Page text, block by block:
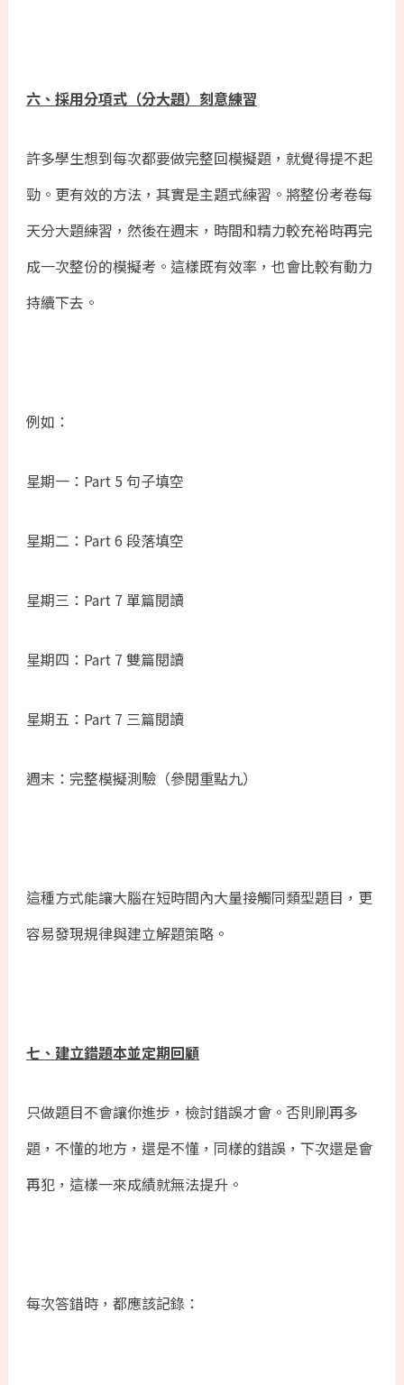
六、採用分項式（分大題）刻意練習
許多學生想到每次都要做完整回模擬題，就覺得提不起
勁。更有效的方法，其實是主題式練習。將整份考卷每
天分大題練習，然後在週末，時間和精力較充裕時再完
成一次整份的模擬考。這樣既有效率，也會比較有動力
持續下去。
例如：
星期一：Part 5 句子填空
星期二：Part 6 段落填空
星期三：Part 7 單篇閱讀
星期四：Part 7 雙篇閱讀
星期五：Part 7 三篇閱讀
週末：完整模擬測驗（參閱重點九）
這種方式能讓大腦在短時間內大量接觸同類型題目，更
容易發現規律與建立解題策略。
七、建立錯題本並定期回顧
只做題目不會讓你進步，檢討錯誤才會。否則刷再多
題，不懂的地方，還是不懂，同樣的錯誤，下次還是會
再犯，這樣一來成績就無法提升。
每次答錯時，都應該記錄：